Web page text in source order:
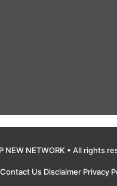
NEW NETWORK • All rights
Contact Us Disclaimer Privacy